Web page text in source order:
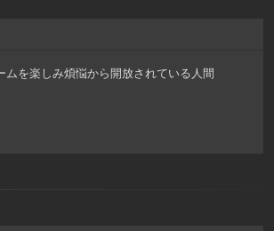
を楽しみ煩悩から開放されている人間